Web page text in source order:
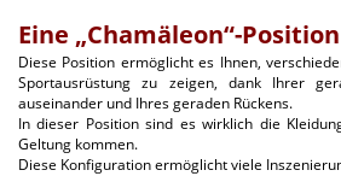
Eine „Chamäleon“-Position
Diese Position ermöglicht es Ihnen,
Sportausrüstung zu zeigen, dank Ihrer
auseinander und Ihres geraden Rückens.
In dieser Position sind es wirklich die
Geltung kommen.
Diese Konfiguration ermöglicht viele